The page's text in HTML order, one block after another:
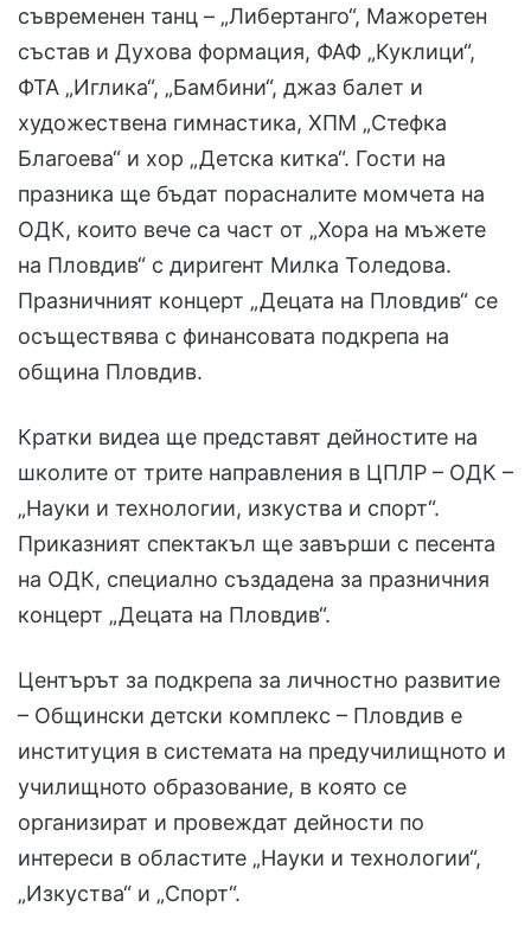
съвременен танц – „Либертанго“, Мажоретен
състав и Духова формация, ФАФ „Куклици“,
ФТА „Иглика“, „Бамбини“, джаз балет и
художествена гимнастика, ХПМ „Стефка
Благоева“ и хор „Детска китка“. Гости на
празника ще бъдат порасналите момчета на
ОДК, които вече са част от „Хора на мъжете
на Пловдив“ с диригент Милка Толедова.
Празничният концерт „Децата на Пловдив“ се
осъществява с финансовата подкрепа на
община Пловдив.
Кратки видеа ще представят дейностите на
школите от трите направления в ЦПЛР – ОДК –
„Науки и технологии, изкуства и спорт“.
Приказният спектакъл ще завърши с песента
на ОДК, специално създадена за празничния
концерт „Децата на Пловдив“.
Центърът за подкрепа за личностно развитие
– Общински детски комплекс – Пловдив е
институция в системата на предучилищното и
училищното образование, в която се
организират и провеждат дейности по
интереси в областите „Науки и технологии“,
„Изкуства“ и „Спорт“.